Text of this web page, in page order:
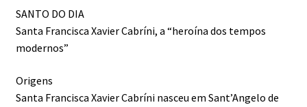
SANTO DO DIA
Santa Francisca Xavier Cabríni, a “heroína dos tempos
modernos”
Origens
Santa Francisca Xavier Cabríni nasceu em Sant’Angelo de